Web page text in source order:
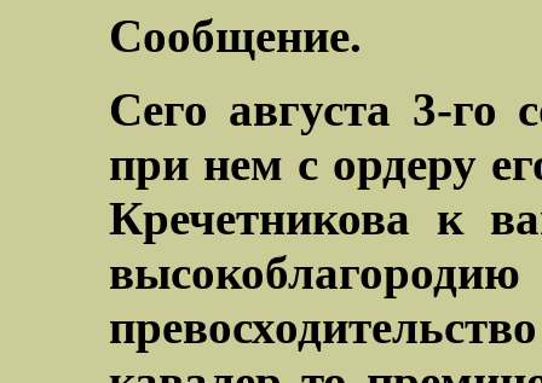
Сообщение.
Сего августа 3-го
при нем с ордеру
Кречетникова к